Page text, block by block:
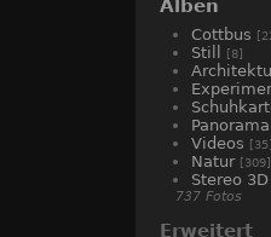
Alben
Cottbus
Still [8]
Panorama
Videos [35]
Natur [309]
Stereo 3D
737 Fotos
Erweitert